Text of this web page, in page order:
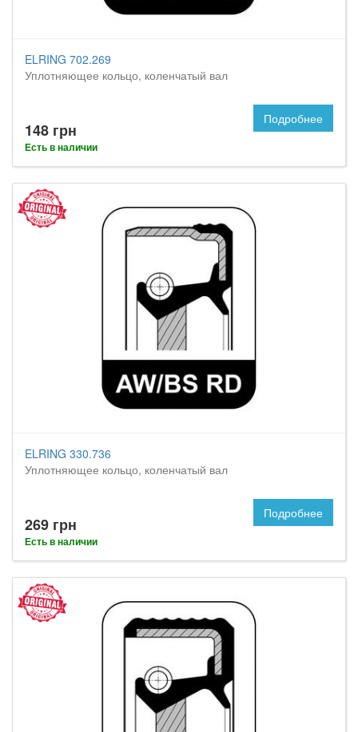
ELRING 702.269
Уплотняющее кольцо, коленчатый вал
148 грн
Есть в наличии
Подробнее
ELRING 330.736
Уплотняющее кольцо, коленчатый вал
269 грн
Есть в наличии
Подробнее